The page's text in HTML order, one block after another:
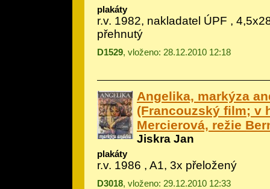
plakáty
r.v. 1982, nakladatel ÚPF ,
přehnutý
D1529, vloženo: 28.12.2010 12:18
Angelika, markýza
(Francouzský film; v
Mercierová, režie
Jiskra Jan
plakáty
r.v. 1986 , A1, 3x přeložený
D3018, vloženo: 29.12.2010 12:33